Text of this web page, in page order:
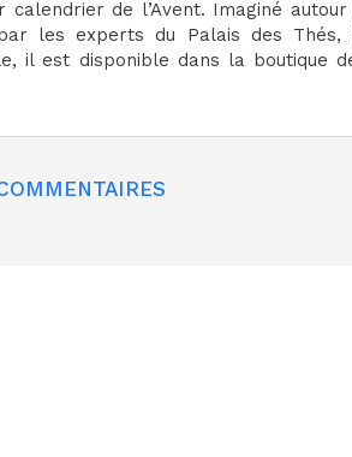
calendrier de l’Avent. Imaginé
les experts du Palais des
il est disponible dans la boutique